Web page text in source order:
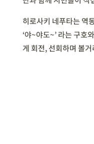
히로사키 네푸타는 역
‘야~야도~’라는 구호
게 회전,선회하며 볼